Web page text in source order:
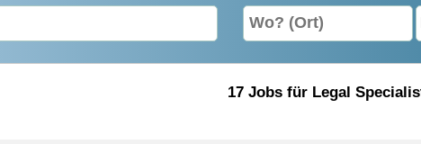
17 Jobs für Legal